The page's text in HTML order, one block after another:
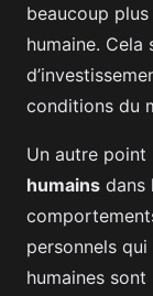
beaucoup plus
humaine.
conditions du
Un autre
humains dans
personnels
humaines